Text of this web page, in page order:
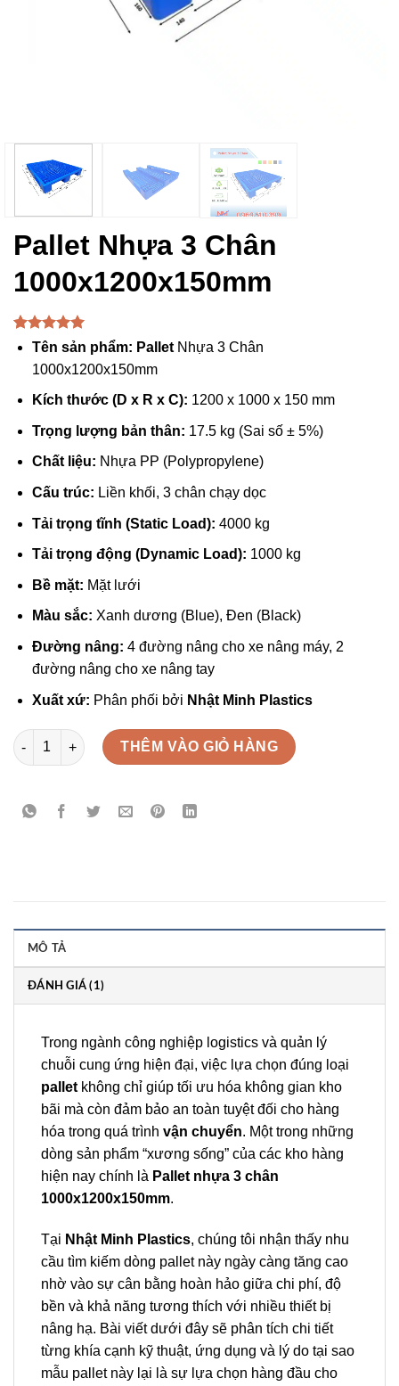
Pallet Nhựa 3 Chân
1000x1200x150mm
5.00trên 5
1
đánh giá
Tên sản phẩm: PalletNhựa 3 Chân
1000x1200x150mm
Kích thước (D x R x C): 1200 x 1000 x 150 mm
Trọng lượng bản thân: 17.5 kg (Sai số ± 5%)
Chất liệu: Nhựa PP (Polypropylene)
Cấu trúc: Liền khối, 3 chân chạy dọc
Tải trọng tĩnh (Static Load): 4000 kg
Tải trọng động (Dynamic Load): 1000 kg
Bề mặt: Mặt lưới
Màu sắc: Xanh dương (Blue), Đen (Black)
Đường nâng: 4 đường nâng cho xe nâng máy, 2
đường nâng cho xe nâng tay
Xuất xứ: Phân phối bởi Nhật Minh Plastics
Pallet Nhựa 3 Chân 1000x1200x150mm số lượng
THÊM VÀO GIỎ HÀNG
MÔ TẢ
ĐÁNH GIÁ (1)
Trong ngành công nghiệp logistics và quản lý
chuỗi cung ứng hiện đại, việc lựa chọn đúng loại
palletkhông chỉ giúp tối ưu hóa không gian kho
bãi mà còn đảm bảo an toàn tuyệt đối cho hàng
hóa trong quá trình vận chuyển. Một trong những
dòng sản phẩm “xương sống” của các kho hàng
hiện nay chính là Pallet nhựa 3 chân
1000x1200x150mm.
Tại Nhật Minh Plastics, chúng tôi nhận thấy nhu
cầu tìm kiếm dòng pallet này ngày càng tăng cao
nhờ vào sự cân bằng hoàn hảo giữa chi phí, độ
bền và khả năng tương thích với nhiều thiết bị
nâng hạ. Bài viết dưới đây sẽ phân tích chi tiết
từng khía cạnh kỹ thuật, ứng dụng và lý do tại sao
mẫu pallet này lại là sự lựa chọn hàng đầu cho